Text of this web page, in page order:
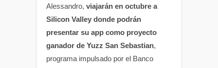
Alessandro, viajarán en octubre a
Silicon Valley donde podrán
presentar su app como proyecto
ganador de Yuzz San Sebastian,
programa impulsado por el Banco